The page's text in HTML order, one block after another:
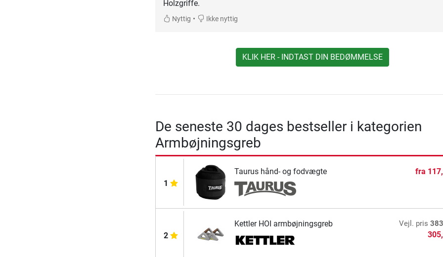
Holzgriffe.
Nyttig • Ikke nyttig
KLIK HER - INDTAST DIN BEDØMMELSE
De seneste 30 dages bestseller i kategorien
Armbøjningsgreb
1
Taurus hånd- og fodvægte fra 117,
2
Kettler HOI armbøjningsgreb Vejl. pris
305,